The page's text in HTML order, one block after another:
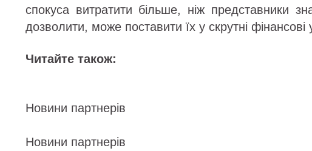
спокуса витратити більше, ніж представники
дозволити, може поставити їх у скрутні фінансові
Читайте також:
Новини партнерів
Новини партнерів